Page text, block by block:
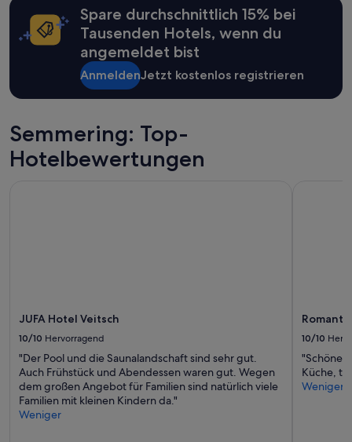
können
zusätzliche
Bedingungen
Spare durchschnittlich 15% bei
Tausenden Hotels, wenn du
angemeldet bist
AnmeldenJetzt kostenlos registrieren
Semmering: Top-
Hotelbewertungen
JUFA Hotel Veitsch
10/10 Hervorragend
"Der Pool und die Saunalandschaft sind sehr gut.
Auch Frühstück und Abendessen waren gut. Wegen
dem großen Angebot für Familien sind natürlich viele
Familien mit kleinen Kindern da."
Weniger
10/10
"Schöne
Küche,
Weniger